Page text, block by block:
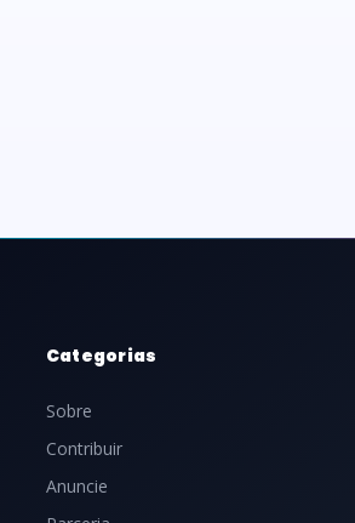
Categorias
Sobre
Contribuir
Anuncie